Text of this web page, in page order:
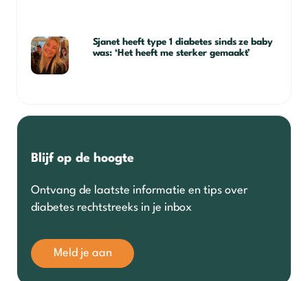
Sjanet heeft type 1 diabetes sinds ze baby
was: ‘Het heeft me sterker gemaakt’
Blijf op de hoogte
Ontvang de laatste informatie en tips over
diabetes rechtstreeks in je inbox
Meld je aan